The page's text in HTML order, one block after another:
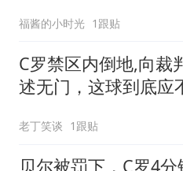
福酱的小时光 1跟贴
C罗禁区内倒地,向裁
述无门，这球到底应
老丁笑谈 1跟贴
贝尔被罚下，C罗4分